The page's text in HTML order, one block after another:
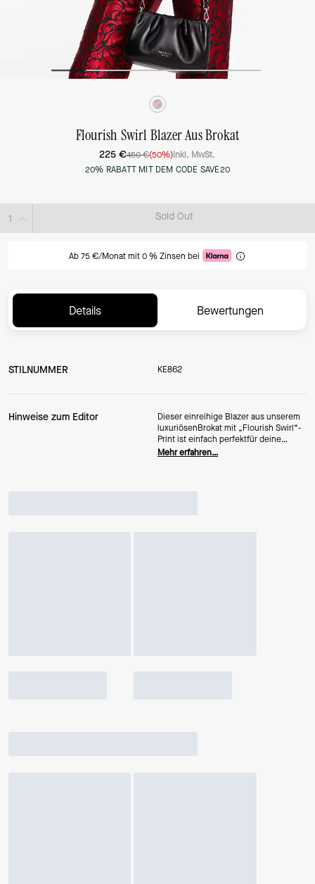
Flourish Swirl Blazer Aus Brokat
225 €450 €(50%)inkl. MwSt.
20% RABATT MIT DEM CODE SAVE20
Sold Out
Ab 75 €/Monat mit 0 % Zinsen bei
Details Bewertungen
STILNUMMER KE862
Hinweise zum Editor
Dieser einreihige Blazer aus unserem
luxuriösenBrokat mit „Flourish Swirl“-
Print ist einfach perfektfür deine
nächste Party.
Mehr erfahren…